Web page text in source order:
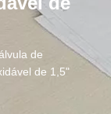
de
de 1,5"